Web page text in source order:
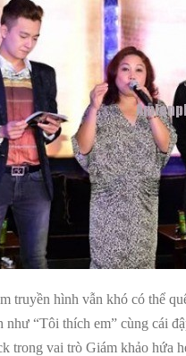
truyền hình vẫn khó có thể
như “Tôi thích em” cùng cái
trong vai trò Giám khảo hứa